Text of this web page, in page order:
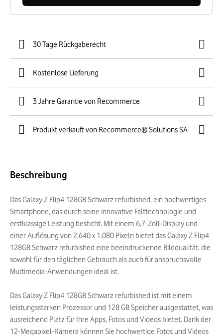
30 Tage Rückgaberecht
Kostenlose Lieferung
3 Jahre Garantie von Recommerce
Produkt verkauft von Recommerce® Solutions SA
Beschreibung
Das Galaxy Z Flip4 128GB Schwarz refurbished, ein hochwertiges
Smartphone, das durch seine innovative Falttechnologie und
erstklassige Leistung besticht. Mit einem 6,7-Zoll-Display und
einer Auflösung von 2.640 x 1.080 Pixeln bietet das Galaxy Z Flip4
128GB Schwarz refurbished eine beeindruckende Bildqualität, die
sowohl für den täglichen Gebrauch als auch für anspruchsvolle
Multimedia-Anwendungen ideal ist.
Das Galaxy Z Flip4 128GB Schwarz refurbished ist mit einem
leistungsstarken Prozessor und 128 GB Speicher ausgestattet, was
ausreichend Platz für Ihre Apps, Fotos und Videos bietet. Dank der
12-Megapixel-Kamera können Sie hochwertige Fotos und Videos